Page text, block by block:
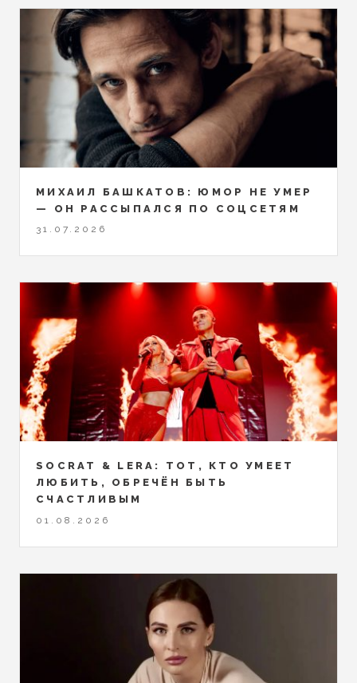
МИХАИЛ БАШКАТОВ: ЮМОР НЕ УМЕР
— ОН РАССЫПАЛСЯ ПО СОЦСЕТЯМ
31.07.2026
SOCRAT & LERA: ТОТ, КТО УМЕЕТ
ЛЮБИТЬ, ОБРЕЧЁН БЫТЬ
СЧАСТЛИВЫМ
01.08.2026